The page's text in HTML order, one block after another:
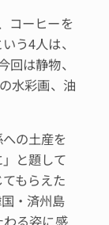
コーヒーを
う4人は、
は静物、
水彩画、油
の土産を
と題して
もらえた
・済州島
る姿に感